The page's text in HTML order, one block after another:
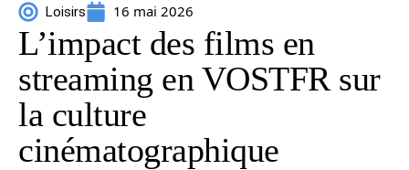
Loisirs 16 mai 2026
L’impact des films en
streaming en VOSTFR sur
la culture
cinématographique